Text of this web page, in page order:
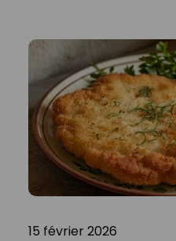
15 février 2026